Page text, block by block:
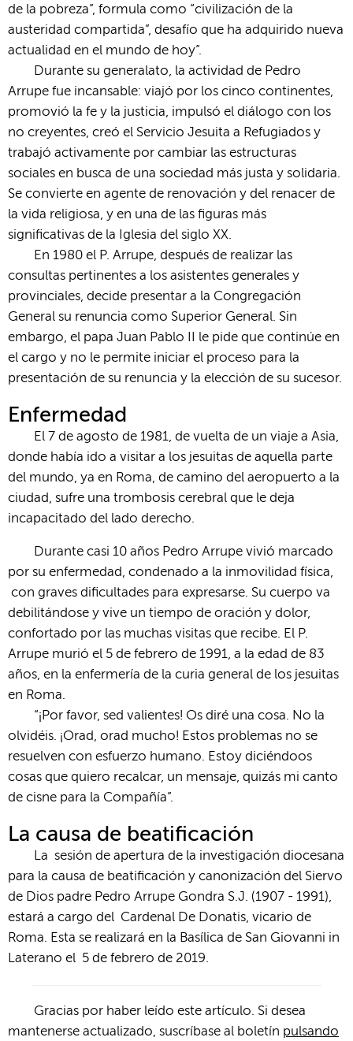
de la pobreza”, formula como “civilización de la
austeridad compartida”, desafío que ha adquirido nueva
actualidad en el mundo de hoy”.
Durante su generalato, la actividad de Pedro
Arrupe fue incansable: viajó por los cinco continentes,
promovió la fe y la justicia, impulsó el diálogo con los
no creyentes, creó el Servicio Jesuita a Refugiados y
trabajó activamente por cambiar las estructuras
sociales en busca de una sociedad más justa y solidaria.
Se convierte en agente de renovación y del renacer de
la vida religiosa, y en una de las figuras más
significativas de la Iglesia del siglo XX.
En 1980 el P. Arrupe, después de realizar las
consultas pertinentes a los asistentes generales y
provinciales, decide presentar a la Congregación
General su renuncia como Superior General. Sin
embargo, el papa Juan Pablo II le pide que continúe en
el cargo y no le permite iniciar el proceso para la
presentación de su renuncia y la elección de su sucesor.
Enfermedad
El 7 de agosto de 1981, de vuelta de un viaje a Asia,
donde había ido a visitar a los jesuitas de aquella parte
del mundo, ya en Roma, de camino del aeropuerto a la
ciudad, sufre una trombosis cerebral que le deja
incapacitado del lado derecho.
Durante casi 10 años Pedro Arrupe vivió marcado
por su enfermedad, condenado a la inmovilidad física,
con graves dificultades para expresarse. Su cuerpo va
debilitándose y vive un tiempo de oración y dolor,
confortado por las muchas visitas que recibe. El P.
Arrupe murió el 5 de febrero de 1991, a la edad de 83
años, en la enfermería de la curia general de los jesuitas
en Roma.
“¡Por favor, sed valientes! Os diré una cosa. No la
olvidéis. ¡Orad, orad mucho! Estos problemas no se
resuelven con esfuerzo humano. Estoy diciéndoos
cosas que quiero recalcar, un mensaje, quizás mi canto
de cisne para la Compañía”.
La causa de beatificación
La sesión de apertura de la investigación diocesana
para la causa de beatificación y canonización del Siervo
de Dios padre Pedro Arrupe Gondra S.J. (1907 - 1991),
estará a cargo del Cardenal De Donatis, vicario de
Roma. Esta se realizará en la Basílica de San Giovanni in
Laterano el 5 de febrero de 2019.
Gracias por haber leído este artículo. Si desea
mantenerse actualizado, suscríbase al boletín pulsando